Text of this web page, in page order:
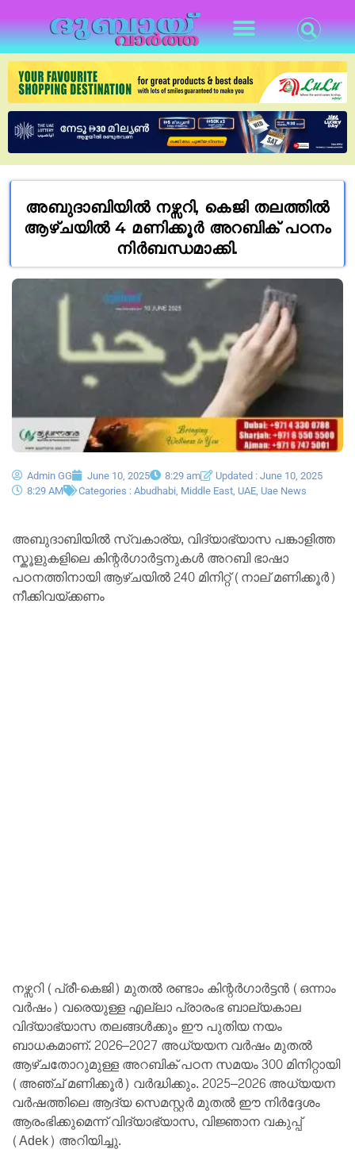
അബുദാബിയിൽ നഴ്സറി, കെജി തലത്തിൽ
ആഴ്ചയിൽ 4 മണിക്കൂർ അറബിക് പഠനം
നിർബന്ധമാക്കി.
Admin GG June 10, 2025 8:29 am
Updated : June 10, 2025
8:29 AM
Categories : Abudhabi Middle East UAE Uae News
അബുദാബിയിൽ സ്വകാര്യ, വിദ്യാഭ്യാസ പങ്കാളിത്ത
സ്കൂളുകളിലെ കിന്റർഗാർട്ടനുകൾ അറബി ഭാഷാ
പഠനത്തിനായി ആഴ്ചയിൽ 240 മിനിറ്റ് (നാല് മണിക്കൂർ)
നീക്കിവയ്ക്കണം
നഴ്സറി (പ്രീ-കെജി) മുതൽ രണ്ടാം കിന്റർഗാർട്ടൻ (ഒന്നാം
വർഷം) വരെയുള്ള എല്ലാ പ്രാരംഭ ബാല്യകാല
വിദ്യാഭ്യാസ തലങ്ങൾക്കും ഈ പുതിയ നയം
ബാധകമാണ്. 2026–2027 അധ്യയന വർഷം മുതൽ
ആഴ്ചതോറുമുള്ള അറബിക് പഠന സമയം 300 മിനിറ്റായി
(അഞ്ച് മണിക്കൂർ) വർദ്ധിക്കും. 2025–2026 അധ്യയന
വർഷത്തിലെ ആദ്യ സെമസ്റ്റർ മുതൽ ഈ നിർദ്ദേശം
ആരംഭിക്കുമെന്ന് വിദ്യാഭ്യാസ, വിജ്ഞാന വകുപ്പ്
(Adek) അറിയിച്ചു.